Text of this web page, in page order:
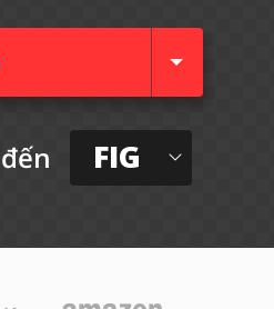
đến FIG